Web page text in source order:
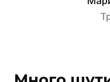
Придумывать
очередной